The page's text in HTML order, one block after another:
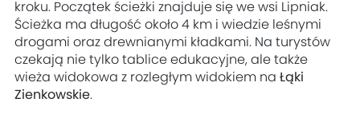
kroku. Początek ścieżki znajduje się we wsi Lipniak.
Ścieżka ma długość około 4 km i wiedzie leśnymi
drogami oraz drewnianymi kładkami. Na turystów
czekają nie tylko tablice edukacyjne, ale także
wieża widokowa z rozległym widokiem naŁąki
Zienkowskie.